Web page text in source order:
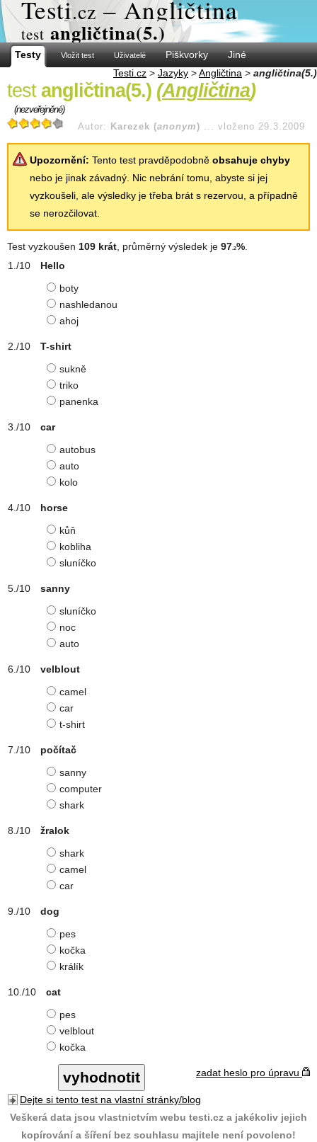
Testi.cz – Angličtina
test angličtina(5.)
Testy Vložit test Uživatelé Piškvorky
Jiné
Testi.cz > Jazyky >Angličtina > angličtina(5.)
test angličtina(5.) (Angličtina)
(nezveřejněné)
Autor: Karezek (anonym ) ... vloženo 29.3.2009
Upozornění: Tento test pravděpodobně obsahuje chyby
nebo je jinak závadný. Nic nebrání tomu, abyste si jej
vyzkoušeli, ale výsledky je třeba brát s rezervou, a případně
se nerozčilovat.
Test vyzkoušen 109 krát, průměrný výsledek je 97.2%.
Hello
boty
nashledanou
ahoj
T-shirt
sukně
triko
panenka
car
autobus
auto
kolo
horse
kůň
kobliha
sluníčko
sanny
sluníčko
noc
auto
velblout
camel
car
t-shirt
počítač
sanny
computer
shark
žralok
shark
camel
car
dog
pes
kočka
králík
cat
pes
velblout
kočka
zadat heslo pro úpravu
Dejte si tento test na vlastní stránky/blog
Veškerá data jsou vlastnictvím webu testi.cz a jakékoliv jejich
kopírování a šíření bez souhlasu majitele není povoleno!